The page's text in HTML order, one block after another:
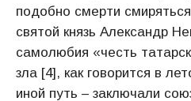
подобно смерти
святой князь Александр
самолюбия «честь
зла [4], как говорится в
иной путь – заключали